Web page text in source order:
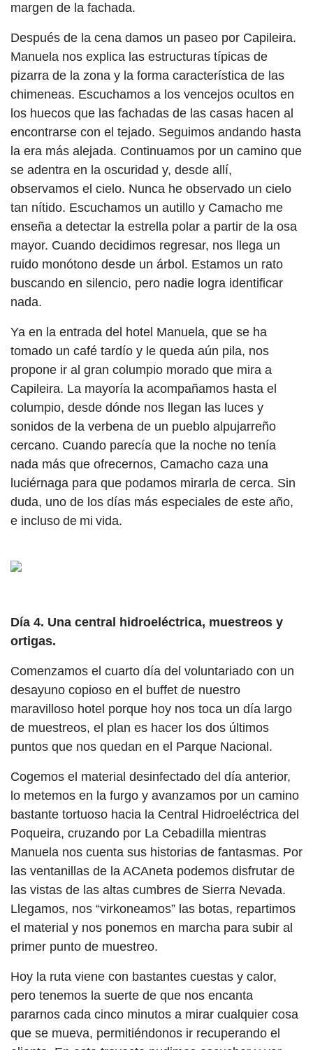
margen de la fachada.
Después de la cena damos un paseo por Capileira.
Manuela nos explica las estructuras típicas de
pizarra de la zona y la forma característica de las
chimeneas. Escuchamos a los vencejos ocultos en
los huecos que las fachadas de las casas hacen al
encontrarse con el tejado. Seguimos andando hasta
la era más alejada. Continuamos por un camino que
se adentra en la oscuridad y, desde allí,
observamos el cielo. Nunca he observado un cielo
tan nítido. Escuchamos un autillo y Camacho me
enseña a detectar la estrella polar a partir de la osa
mayor. Cuando decidimos regresar, nos llega un
ruido monótono desde un árbol. Estamos un rato
buscando en silencio, pero nadie logra identificar
nada.
Ya en la entrada del hotel Manuela, que se ha
tomado un café tardío y le queda aún pila, nos
propone ir al gran columpio morado que mira a
Capileira. La mayoría la acompañamos hasta el
columpio, desde dónde nos llegan las luces y
sonidos de la verbena de un pueblo alpujarreño
cercano. Cuando parecía que la noche no tenía
nada más que ofrecernos, Camacho caza una
luciérnaga para que podamos mirarla de cerca. Sin
duda, uno de los días más especiales de este año,
e incluso de mi vida.
Día 4. Una central hidroeléctrica, muestreos y
ortigas.
Comenzamos el cuarto día del voluntariado con un
desayuno copioso en el buffet de nuestro
maravilloso hotel porque hoy nos toca un día largo
de muestreos, el plan es hacer los dos últimos
puntos que nos quedan en el Parque Nacional.
Cogemos el material desinfectado del día anterior,
lo metemos en la furgo y avanzamos por un camino
bastante tortuoso hacia la Central Hidroeléctrica del
Poqueira, cruzando por La Cebadilla mientras
Manuela nos cuenta sus historias de fantasmas. Por
las ventanillas de la ACAneta podemos disfrutar de
las vistas de las altas cumbres de Sierra Nevada.
Llegamos, nos “virkoneamos” las botas, repartimos
el material y nos ponemos en marcha para subir al
primer punto de muestreo.
Hoy la ruta viene con bastantes cuestas y calor,
pero tenemos la suerte de que nos encanta
pararnos cada cinco minutos a mirar cualquier cosa
que se mueva, permitiéndonos ir recuperando el